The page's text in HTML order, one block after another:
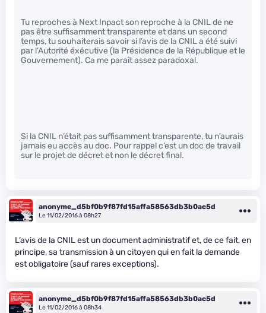
Tu reproches à Next Inpact son reproche à la CNIL de ne
pas être suffisamment transparente et dans un second
temps, tu souhaiterais savoir si l’avis de la CNIL a été suivi
par l’Autorité éxécutive (la Présidence de la République et le
Gouvernement). Ca me paraît assez paradoxal.
Si la CNIL n’était pas suffisamment transparente, tu n’aurais
jamais eu accès au doc. Pour rappel c’est un doc de travail
sur le projet de décret et non le décret final.
anonyme_d5bf0b9f87fd15affa58563db3b0ac5d
Le 11/02/2016 à 08h27
L’avis de la CNIL est un document administratif et, de ce fait, en
principe, sa transmission à un citoyen qui en fait la demande
est obligatoire (sauf rares exceptions).
anonyme_d5bf0b9f87fd15affa58563db3b0ac5d
Le 11/02/2016 à 08h34